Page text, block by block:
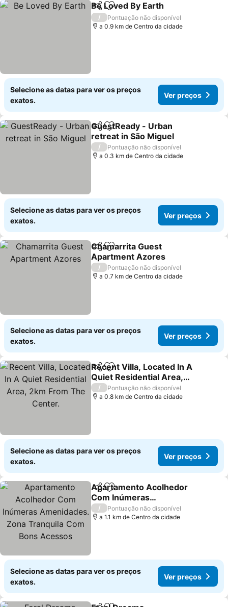
PartilharAdicionar aos favoritos
Be Loved By Earth
/
Pontuação não disponível
a 0.9 km de Centro da cidade
Selecione as datas para ver os preços
exatos.
Ver preços
PartilharAdicionar aos favoritos
GuestReady - Urban
retreat in São Miguel
/
Pontuação não disponível
a 0.3 km de Centro da cidade
Selecione as datas para ver os preços
exatos.
Ver preços
PartilharAdicionar aos favoritos
Chamarrita Guest
Apartment Azores
/
Pontuação não disponível
a 0.7 km de Centro da cidade
Selecione as datas para ver os preços
exatos.
Ver preços
PartilharAdicionar aos favoritos
Recent Villa, Located In A
Quiet Residential Area,
2km From The Center.
/
Pontuação não disponível
a 0.8 km de Centro da cidade
Selecione as datas para ver os preços
exatos.
Ver preços
PartilharAdicionar aos favoritos
Apartamento Acolhedor
Com Inúmeras
Amenidades. Zona
Tranquila Com Bons
/
Pontuação não disponível
a 1.1 km de Centro da cidade
Selecione as datas para ver os preços
exatos.
Ver preços